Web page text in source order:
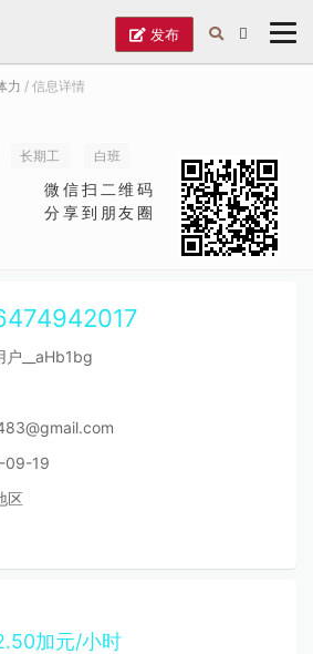
发布
力 / 信息详情
长期工 白班
微信扫二维码
分享到朋友圈
户__aHb1bg
09-19
区
加元/小时